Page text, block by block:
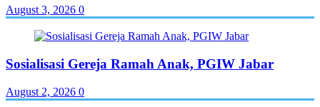
August 3, 2026 0
Sosialisasi Gereja Ramah Anak, PGIW Jabar
August 2, 2026 0